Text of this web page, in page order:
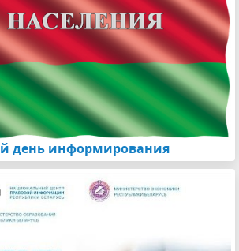
день информирования